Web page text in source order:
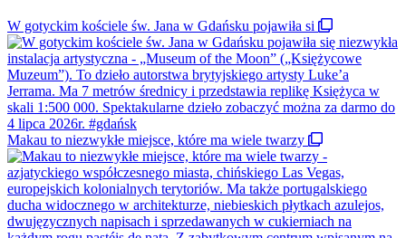
W gotyckim kościele św. Jana w Gdańsku pojawiła si
Makau to niezwykłe miejsce, które ma wiele twarzy